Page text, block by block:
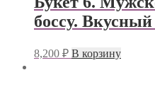
боссу. Вкусный
8,200 ₽ В корзину